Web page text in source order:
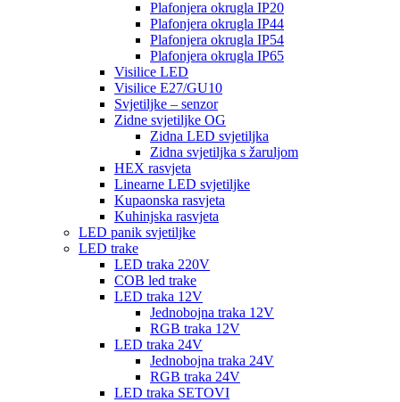
Plafonjera okrugla IP20
Plafonjera okrugla IP44
Plafonjera okrugla IP54
Plafonjera okrugla IP65
Visilice LED
Visilice E27/GU10
Svjetiljke – senzor
Zidne svjetiljke OG
Zidna LED svjetiljka
Zidna svjetiljka s žaruljom
HEX rasvjeta
Linearne LED svjetiljke
Kupaonska rasvjeta
Kuhinjska rasvjeta
LED panik svjetiljke
LED trake
LED traka 220V
COB led trake
LED traka 12V
Jednobojna traka 12V
RGB traka 12V
LED traka 24V
Jednobojna traka 24V
RGB traka 24V
LED traka SETOVI